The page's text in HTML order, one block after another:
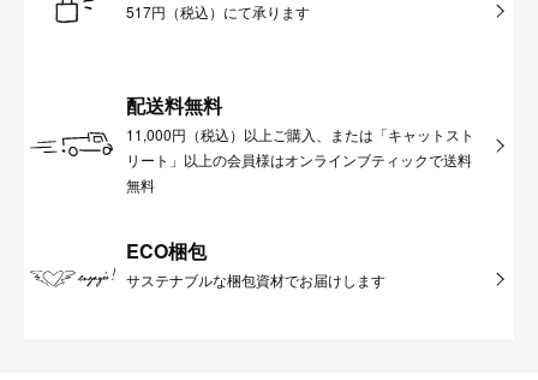
517円（税込）にて承ります
配送料無料
11,000円（税込）以上ご購入、または「キャットスト
リート」以上の会員様はオンラインブティックで送料
無料
ECO梱包
サステナブルな梱包資材でお届けします